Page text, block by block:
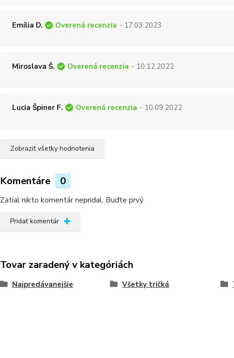
Emília D. Overená recenzia - 17.03.2023
Miroslava Š. Overená recenzia - 10.12.2022
Lucia Špiner F. Overená recenzia - 10.09.2022
Zobraziť všetky hodnotenia
Komentáre 0
Zatial nikto komentár nepridal. Buďte prvý.
Pridať komentár
Tovar zaradený v kategóriách
Najpredávanejšie Všetky tričká